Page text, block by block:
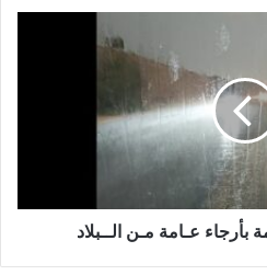
عـامة مـن الــبلاد